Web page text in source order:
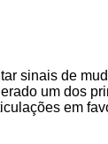
sinais de
um dos
em